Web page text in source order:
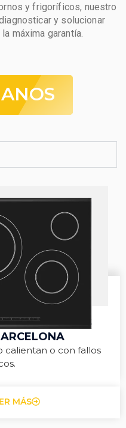
y frigoríficos, nuestro
y solucionar
máxima garantía.
calientan o con fallos
MÁS